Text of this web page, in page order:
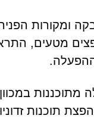
ומקורות
מטעים,
מתוכננות
הפצת תוכנות